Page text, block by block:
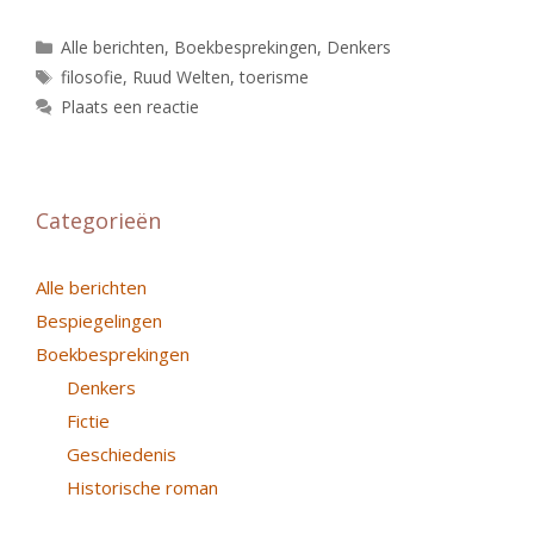
Categorieën
Alle berichten, Boekbesprekingen, Denkers
Tags
filosofie, Ruud Welten,toerisme
Plaats een reactie
Categorieën
Alle berichten
Bespiegelingen
Boekbesprekingen
Denkers
Fictie
Geschiedenis
Historische roman